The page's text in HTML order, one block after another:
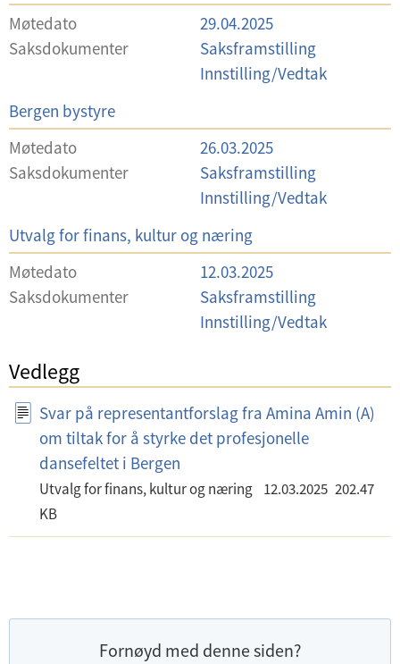
Møtedato 29.04.2025
t
v
a
g
Saksdokumenter
Saksframstilling
Innstilling/Vedtak
Møtedato 26.03.2025
U
t
v
a
g
Bergen bystyre
Saksdokumenter
Saksframstilling
Innstilling/Vedtak
Møtedato 12.03.2025
U
t
v
a
g
Utvalg for finans, kultur og næring
Saksdokumenter
Saksframstilling
Innstilling/Vedtak
Vedlegg
Svar på representantforslag fra Amina Amin (A)
om tiltak for å styrke det profesjonelle
dansefeltet i Bergen
Utvalg for finans, kultur og næring 12.03.2025 202.47
KB
Fornøyd med denne siden?